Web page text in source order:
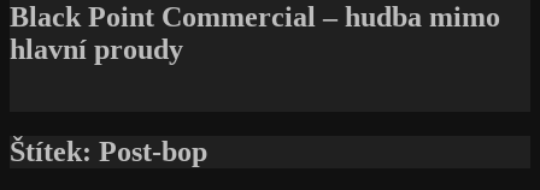
Black Point Commercial – hudba mimo
hlavní proudy
Štítek: Post-bop